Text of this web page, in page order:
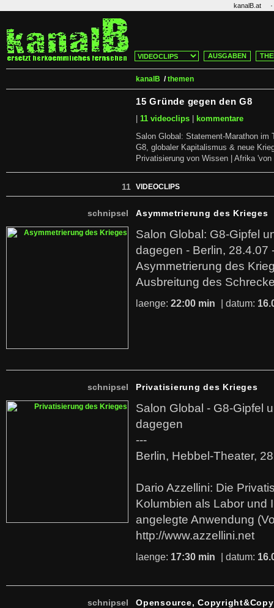
kanalB.at ·
AUSGABEN
kanalB /themen
15 Gründe gegen den G8
11 videoclips kommentare
Salon Global: Statement-Marathon im
G8, globaler Kapitalismus & neue
Privatisierung von Wissen | Afrika
11 VIDEOCLIPS
schnipsel Asymmetrierung des Krieges
Salon Global: G8-Gipfel
dagegen - Berlin, 28.4.07
Asymmetrierung des
Ausbreitung des
laenge: 22:00 min | datum:
schnipsel Privatisierung des Krieges
Salon Global - G8-Gipfel
dagegen
---
Berlin, Hebbel-Theater,
Dario Azzellini: Die
Kolumbien als Labor und
angelegte Anwendung
http://www.azzellini.net
laenge: 17:30 min | datum:
schnipsel Opensource,